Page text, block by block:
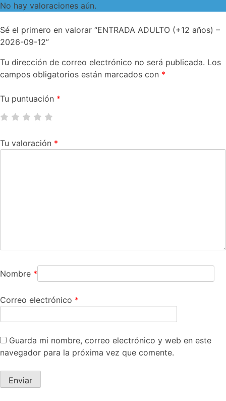
No hay valoraciones aún.
Sé el primero en valorar “ENTRADA ADULTO (+12 años) –
2026-09-12”
Tu dirección de correo electrónico no será publicada. Los
campos obligatorios están marcados con *
Tu puntuación *
Tu valoración *
Nombre *
Correo electrónico *
Guarda mi nombre, correo electrónico y web en este
navegador para la próxima vez que comente.